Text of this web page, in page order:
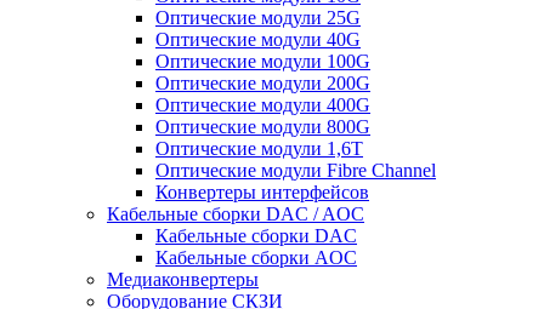
Оптические модули 25G
Оптические модули 40G
Оптические модули 100G
Оптические модули 200G
Оптические модули 400G
Оптические модули 800G
Оптические модули 1,6T
Оптические модули Fibre Channel
Конвертеры интерфейсов
Кабельные сборки DAC / AOC
Кабельные сборки DAC
Кабельные сборки AOC
Медиаконвертеры
Оборудование СКЗИ